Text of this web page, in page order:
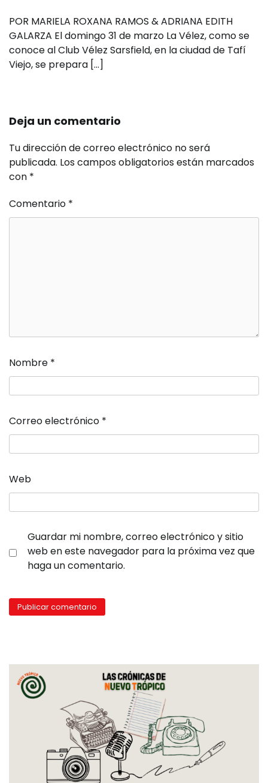
POR MARIELA ROXANA RAMOS & ADRIANA EDITH
GALARZA El domingo 31 de marzo La Vélez, como se
conoce al Club Vélez Sarsfield, en la ciudad de Tafí
Viejo, se prepara […]
Deja un comentario
Tu dirección de correo electrónico no será
publicada. Los campos obligatorios están marcados
con *
Comentario *
Nombre *
Correo electrónico *
Web
Guardar mi nombre, correo electrónico y sitio
web en este navegador para la próxima vez que
haga un comentario.